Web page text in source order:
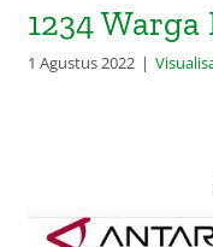
1234
1 Agustus 2022 |